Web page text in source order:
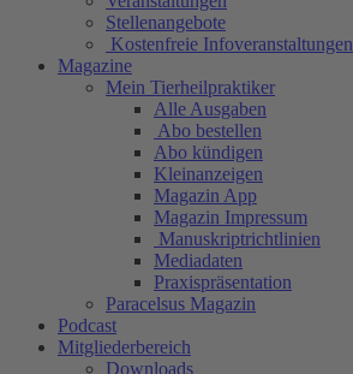
Stellenangebote
Kostenfreie Infoveranstaltungen
Magazine
Mein Tierheilpraktiker
Alle Ausgaben
Abo bestellen
Abo kündigen
Kleinanzeigen
Magazin App
Magazin Impressum
Manuskriptrichtlinien
Mediadaten
Praxispräsentation
Paracelsus Magazin
Podcast
Mitgliederbereich
Downloads